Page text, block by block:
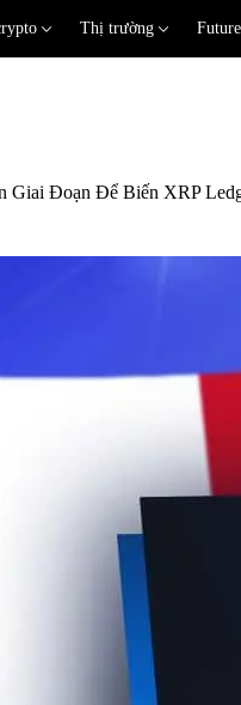
Thị trường
Giai Đoạn Để Biến XRP